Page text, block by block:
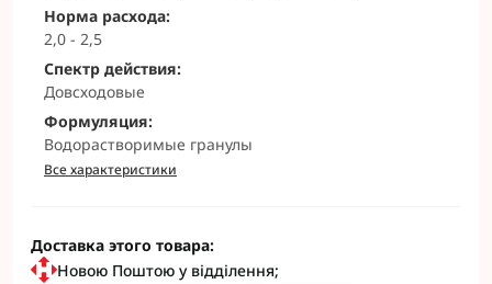
Норма расхода:
2,0 - 2,5
Спектр действия:
Довсходовые
Формуляция:
Водорастворимые гранулы
Все характеристики
Доставка этого товара:
Новою Поштою у відділення;